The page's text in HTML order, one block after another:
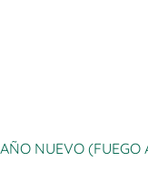
NUEVO